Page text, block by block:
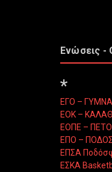
Ενώσεις -
*
ΕΓΟ –
ΕΟΚ –
ΕΟΠΕ –
ΕΠΟ –
ΕΠΣΑ
ΕΣΚΑ